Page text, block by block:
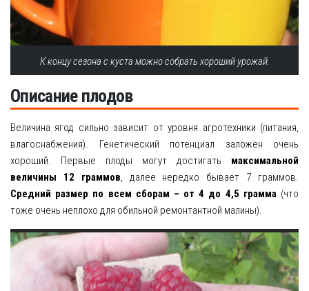
К концу сезона с куста можно собрать хороший урожай.
Описание плодов
Величина ягод сильно зависит от уровня агротехники (питания,
влагоснабжения). Генетический потенциал заложен очень
хороший. Первые плоды могут достигать максимальной
величины 12 граммов, далее нередко бывает 7 граммов.
Средний размер по всем сборам – от 4 до 4,5 грамма (что
тоже очень неплохо для обильной ремонтантной малины).